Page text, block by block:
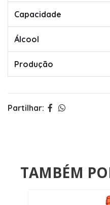
Capacidade
Álcool
Produção
Partilhar:
TAMBÉM